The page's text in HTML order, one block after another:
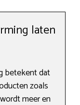
laten
betekent dat
zoals
meer en